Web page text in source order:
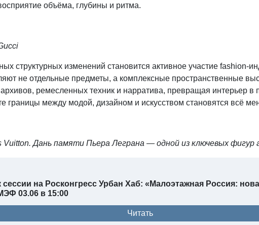
объёма, глубины и ритма.
структурных изменений становится активное участие fashion-
не отдельные предметы, а комплексные пространственные
архивов, ремесленных техник и нарратива, превращая интерьер
границы между модой, дизайном и искусством становятся всё
Vuitton. Дань памяти Пьера Леграна — одной из ключевых фигур
сессии на Росконгресс Урбан Хаб: «Малоэтажная Россия:
03.06 в 15:00
Читать